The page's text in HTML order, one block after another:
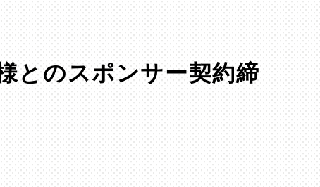
とのスポンサー契約締